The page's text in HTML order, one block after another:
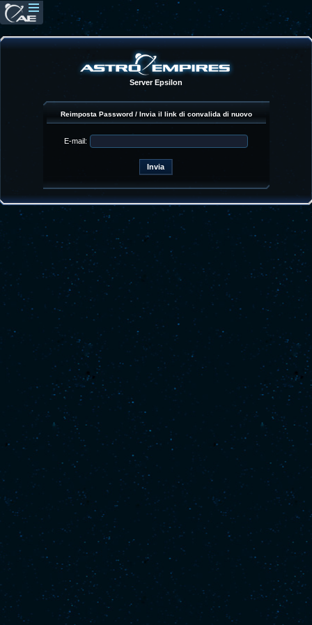
Server Epsilon
Reimposta Password / Invia il link di convalida di nuovo
E-mail: